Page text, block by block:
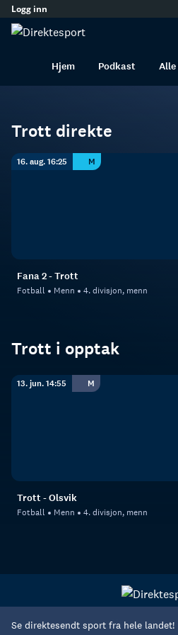
innhold
Logg inn
Hjem Podkast
Se direktesendt sport fra hele landet!
Trott
Trott direkte
16. aug. 16:25 M
Fana 2 - Trott
Fotball Menn 4. divisjon, menn
Trott i opptak
13. jun. 14:55 M
Trott - Olsvik
Fotball Menn 4. divisjon, menn
Personvern